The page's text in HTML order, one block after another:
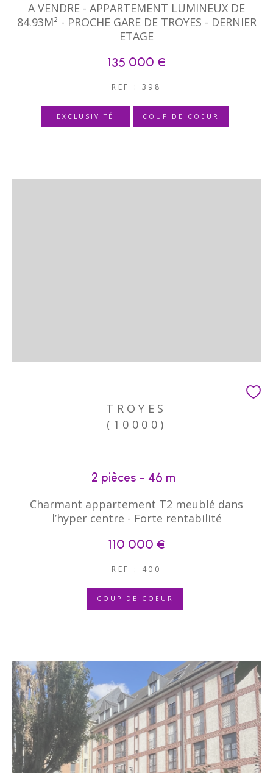
A VENDRE - APPARTEMENT LUMINEUX DE
84.93M² - PROCHE GARE DE TROYES - DERNIER
ETAGE
135 000 €
REF : 398
EXCLUSIVITÉ COUP DE COEUR
TROYES
(10000)
2 pièces - 46 m²
Charmant appartement T2 meublé dans
l’hyper centre - Forte rentabilité
110 000 €
REF : 400
COUP DE COEUR